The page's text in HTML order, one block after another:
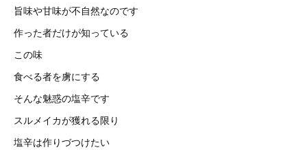
旨味や甘味が不自然なのです
作った者だけが知っている
この味
食べる者を虜にする
そんな魅惑の塩辛です
スルメイカが獲れる限り
塩辛は作りづつけたい